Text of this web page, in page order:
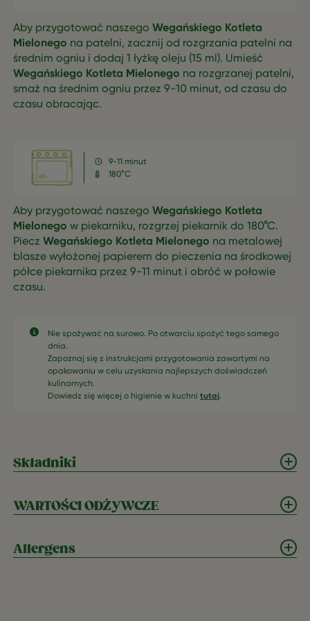
Aby przygotować naszego Wegańskiego Kotleta
Mielonego na patelni, zacznij od rozgrzania patelni na
średnim ogniu i dodaj 1 łyżkę oleju (15 ml). Umieść
Wegańskiego Kotleta Mielonego na rozgrzanej patelni,
smaż na średnim ogniu przez 9-10 minut, od czasu do
czasu obracając.
9-11 minut
180°C
Aby przygotować naszego Wegańskiego Kotleta
Mielonego w piekarniku, rozgrzej piekarnik do 180°C.
Piecz Wegańskiego Kotleta Mielonego na metalowej
blasze wyłożonej papierem do pieczenia na środkowej
półce piekarnika przez 9-11 minut i obróć w połowie
czasu.
Nie spożywać na surowo. Po otwarciu spożyć tego samego
dnia.
Zapoznaj się z instrukcjami przygotowania zawartymi na
opakowaniu w celu uzyskania najlepszych doświadczeń
kulinarnych.
Dowiedz się więcej o higienie w kuchni tutaj.
Składniki
WARTOŚCI ODŻYWCZE
Allergens